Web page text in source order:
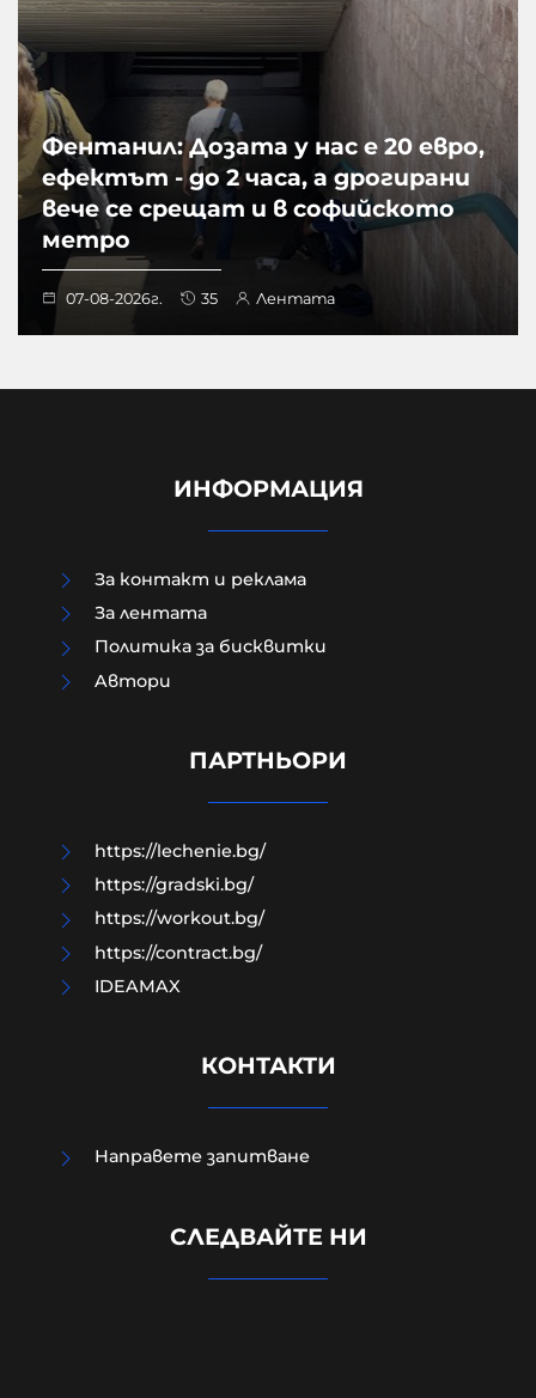
Фентанил: Дозата у нас е 20 евро,
ефектът - до 2 часа, а дрогирани
вече се срещат и в софийското
метро
07-08-2026г. 35 Лентата
ТАСС: Хакери получиха
НАТО в удари срещу Русия
Кошмар: Непълнолетните
гасили фасове в него и рисували
ИНФОРМАЦИЯ
За контакт и реклама
За лентата
Политика за бисквитки
Aвтори
ПАРТНЬОРИ
https://lechenie.bg/
https://gradski.bg/
https://workout.bg/
https://contract.bg/
IDEAMAX
КОНТАКТИ
Направете запитване
СЛЕДВАЙТЕ НИ